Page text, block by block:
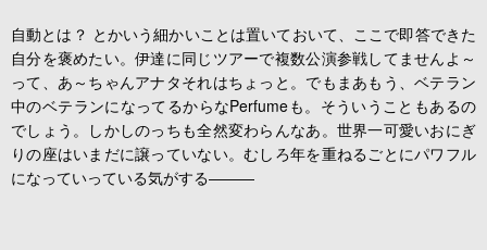
自動とは？ とかいう細かいことは置いておいて、ここで即答できた
自分を褒めたい。伊達に同じツアーで複数公演参戦してませんよ～
って、あ～ちゃんアナタそれはちょっと。でもまあもう、ベテラン
中のベテランになってるからなPerfumeも。そういうこともあるの
でしょう。しかしのっちも全然変わらんなあ。世界一可愛いおにぎ
りの座はいまだに譲っていない。むしろ年を重ねるごとにパワフル
になっていっている気がする―――